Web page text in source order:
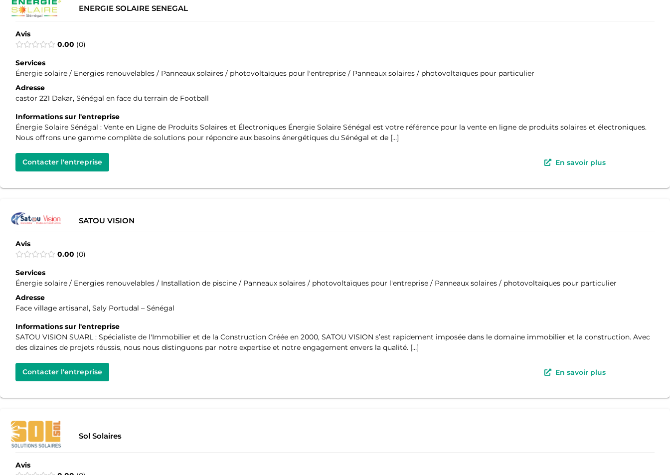
ENERGIE SOLAIRE SENEGAL
Avis
0.00 0
Services
Énergie solaire / Energies renouvelables / Panneaux solaires / photovoltaïques pour l'entreprise / Panneaux solaires / photovoltaïques pour particulier
Adresse
castor 221 Dakar, Sénégal en face du terrain de Football
Informations sur l'entreprise
Énergie Solaire Sénégal : Vente en Ligne de Produits Solaires et Électroniques Énergie Solaire Sénégal est votre référence pour la vente en ligne de produits solaires et électroniques.
Nous offrons une gamme complète de solutions pour répondre aux besoins énergétiques du Sénégal et de […]
Contacter l'entreprise En savoir plus
SATOU VISION
Avis
0.00 0
Services
Énergie solaire / Energies renouvelables / Installation de piscine / Panneaux solaires / photovoltaïques pour l'entreprise / Panneaux solaires / photovoltaïques pour particulier
Adresse
Face village artisanal, Saly Portudal – Sénégal
Informations sur l'entreprise
SATOU VISION SUARL : Spécialiste de l'Immobilier et de la Construction Créée en 2000, SATOU VISION s’est rapidement imposée dans le domaine immobilier et la construction. Avec
des dizaines de projets réussis, nous nous distinguons par notre expertise et notre engagement envers la qualité. […]
Contacter l'entreprise En savoir plus
Sol Solaires
Avis